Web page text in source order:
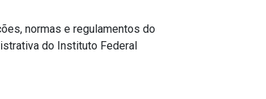
normas e regulamentos do
do Instituto Federal